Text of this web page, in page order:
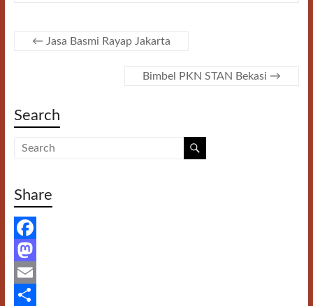
← Jasa Basmi Rayap Jakarta
Bimbel PKN STAN Bekasi →
Search
Share
F
a
c
M
aE